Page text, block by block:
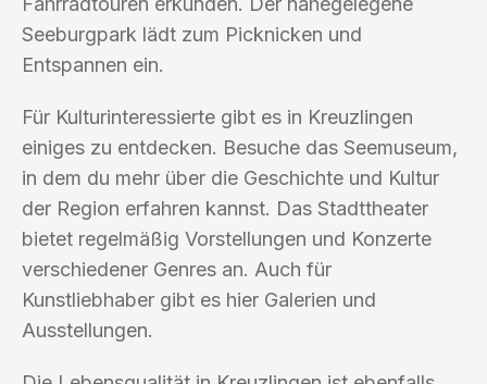
Seeburgpark lädt zum Picknicken und
Entspannen ein.
Für Kulturinteressierte gibt es in Kreuzlingen
einiges zu entdecken. Besuche das Seemuseum,
in dem du mehr über die Geschichte und Kultur
der Region erfahren kannst. Das Stadttheater
bietet regelmäßig Vorstellungen und Konzerte
verschiedener Genres an. Auch für
Kunstliebhaber gibt es hier Galerien und
Ausstellungen.